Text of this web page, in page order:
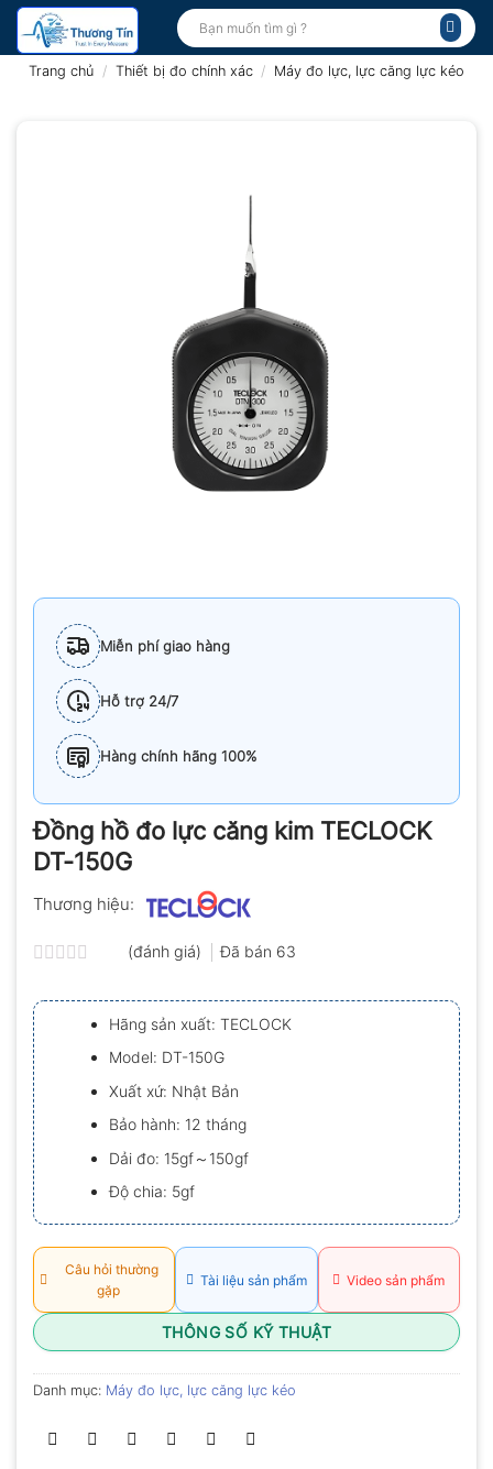
Bỏ
qua
Tìm
kiếm:
Trang chủ / Thiết bị đo chính xác / Máy đo lực, lực căng lực kéo
Miễn phí giao hàng
Hỗ trợ 24/7
Hàng chính hãng 100%
Đồng hồ đo lực căng kim TECLOCK
DT-150G
Thương hiệu:
xếp
hạng
0.0
5
sao
(đánh giá) Đã bán 63
Hãng sản xuất: TECLOCK
Model: DT-150G
Xuất xứ: Nhật Bản
Bảo hành: 12 tháng
Dải đo: 15gf～150gf
Độ chia: 5gf
Câu hỏi thường
gặp
Tài liệu sản phẩm Video sản phẩm
THÔNG SỐ KỸ THUẬT
Danh mục: Máy đo lực, lực căng lực kéo